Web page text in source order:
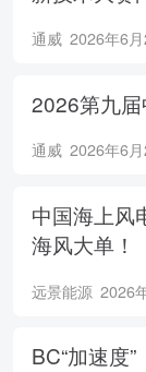
通威 2026年6
2026第九
通威 2026年6
中国海上风
海风大单！
远景能源 2026
BC“加速度”